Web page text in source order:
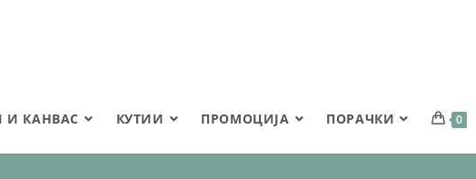
И КАНВАС КУТИИ ПРОМОЦИЈА ПОРАЧКИ 0